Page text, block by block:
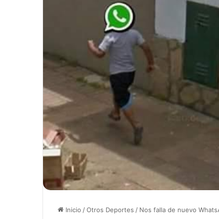
Inicio /Otros Deportes / Nos falla de nuevo